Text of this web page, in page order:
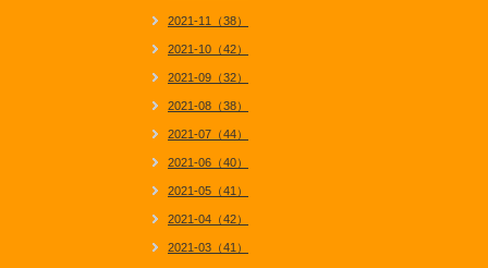
2021-11（38）
2021-10（42）
2021-09（32）
2021-08（38）
2021-07（44）
2021-06（40）
2021-05（41）
2021-04（42）
2021-03（41）